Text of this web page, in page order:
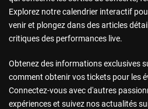
Explorez notre calendrier interactif
venir et plongez dans des articles
critiques des performances live.
Obtenez des informations exclusives
comment obtenir vos tickets pour les
Connectez-vous avec d'autres
expériences et suivez nos actualités